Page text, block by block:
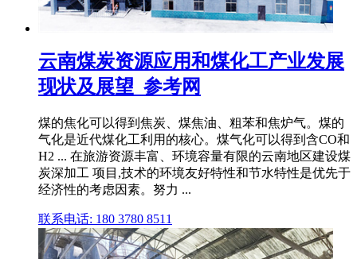
云南煤炭资源应用和煤化工产业发展
现状及展望_参考网
煤的焦化可以得到焦炭、煤焦油、粗苯和焦炉气。煤的
气化是近代煤化工利用的核心。煤气化可以得到含CO和
H2 ... 在旅游资源丰富、环境容量有限的云南地区建设煤
炭深加工 项目,技术的环境友好特性和节水特性是优先于
经济性的考虑因素。努力 ...
联系电话: 180 3780 8511